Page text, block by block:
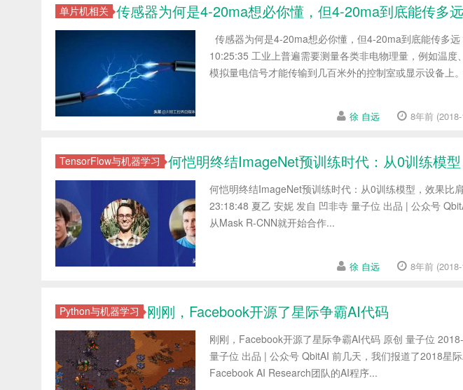
单片机相关 传感器为何是4-20ma想必你懂，但4-20ma到底能传多
传感器为何是4-20ma想必你懂，但4-20ma到底能传多
10:25:35 工业上普遍需要测量各类非电物理量，例如温
模拟量电信号才能传输到几百米外的控制室或显示设备上
徐 自远 8年前
TensorFlow与机器学习 何恺明终结ImageNet预训练时代：从0训练模
何恺明终结ImageNet预训练时代：从0训练模型，效果比
23:18:48 夏乙 安妮 发自 凹非寺 量子位 出品 | 公众号
从Mask R-CNN就开始合作...
徐 自远 8年前
Python与机器学习 刚刚，Facebook开源了星际争霸AI代码
刚刚，Facebook开源了星际争霸AI代码 原创 量子位
量子位 出品 | 公众号 QbitAI 前几天，我们报道了2018星
Facebook AI Research团队的AI程序...